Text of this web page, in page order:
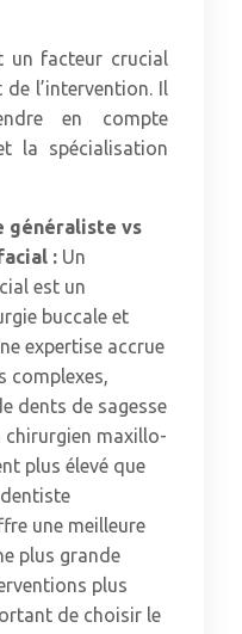
un facteur crucial
l’intervention. Il
en compte
la spécialisation
généraliste vs
: Un
est un
buccale et
expertise accrue
complexes,
dents de sagesse
chirurgien maxillo-
plus élevé que
une meilleure
plus grande
plus
de choisir le